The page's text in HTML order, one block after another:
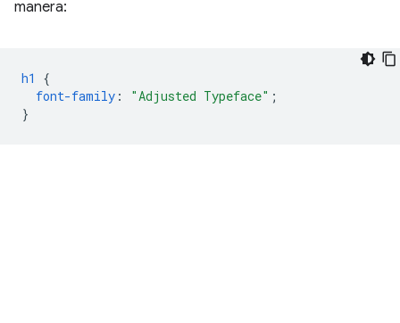
manera:
h1
{
font-family : "Adjusted Typeface" ;
}